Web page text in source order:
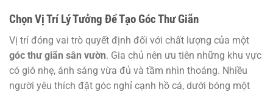
Chọn Vị Trí Lý Tưởng Để Tạo Góc Thư Giãn
Vị trí đóng vai trò quyết định đối với chất lượng của một
góc thư giãn sân vườn. Gia chủ nên ưu tiên những khu vực
có gió nhẹ, ánh sáng vừa đủ và tầm nhìn thoáng. Nhiều
người yêu thích đặt góc nghỉ cạnh hồ cá, dưới bóng một